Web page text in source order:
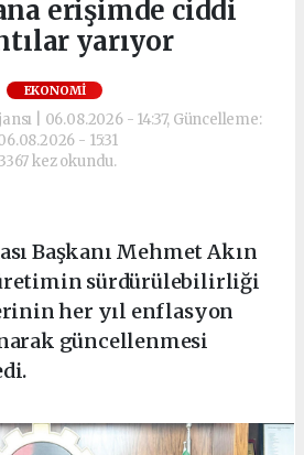
erişimde ciddi
yarıyor
EKONOMI
| 06.08.2026 - 14:37, Güncelleme:
- 15:31
3367 kez okundu.
Başkanı Mehmet Akın
sürdürülebilirliği
her yıl enflasyon
güncellenmesi